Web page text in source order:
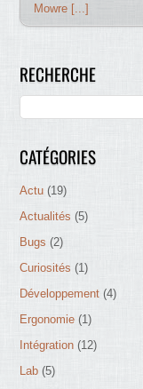
Mowre [...]
RECHERCHE
CATÉGORIES
Actu (19)
Actualités (5)
Bugs (2)
Curiosités (1)
Développement (4)
Ergonomie (1)
Intégration (12)
Lab (5)